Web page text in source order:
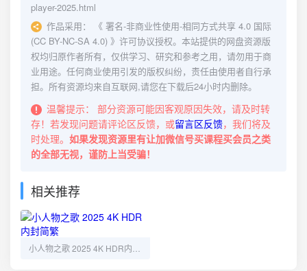
player-2025.html
作品采用：
《 署名-非商业性使用-相同方式共享 4.0 国际
(CC BY-NC-SA 4.0) 》许可协议授权。本站提供的网盘资源版
权均归原作者所有，仅供学习、研究和参考之用，请勿用于商
业用途。任何商业使用引发的版权纠纷，责任由使用者自行承
担。所有资源均来自互联网,请您在下载后24小时内删除。
温馨提示：
部分资源可能因客观原因失效，请及时转
存！若发现问题请评论区反馈，或留言区反馈，我们将及
时处理。 如果发现资源里有让加微信号买课程买会员之类
的全部无视，谨防上当受骗！
相关推荐